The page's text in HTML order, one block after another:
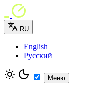
RU
English
Русский
Меню